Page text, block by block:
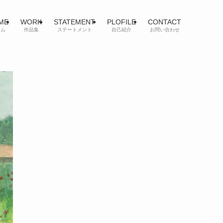
WORK
作品集
STATEMENT
ステートメント
PLOFILE
自己紹介
CONTACT
お問い合わせ